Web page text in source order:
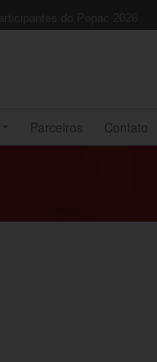
Parceiros Contato